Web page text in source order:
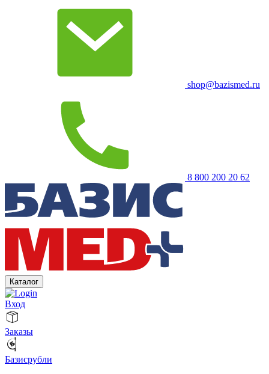
shop@bazismed.ru
8 800 200 20 62
Каталог
Вход
Заказы
Базисрубли